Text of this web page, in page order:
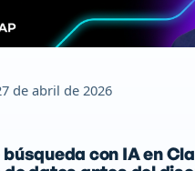
de abril de 2026
búsqueda con IA en